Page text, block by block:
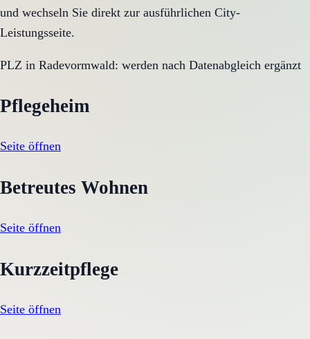
und wechseln Sie direkt zur ausführlichen City-
Leistungsseite.
PLZ in Radevormwald: werden nach Datenabgleich ergänzt
Pflegeheim
Seite öffnen
Betreutes Wohnen
Seite öffnen
Kurzzeitpflege
Seite öffnen